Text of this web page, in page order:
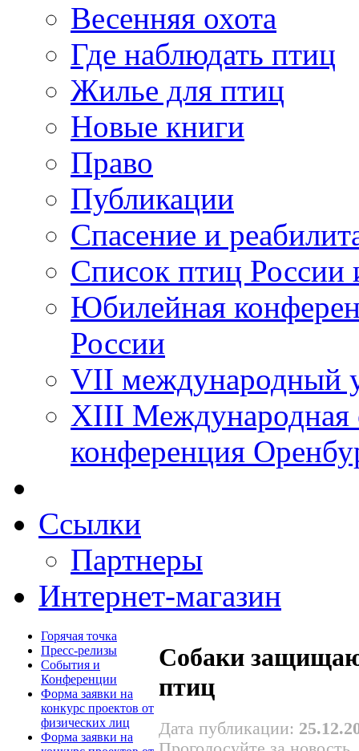
Весенняя охота
Где наблюдать птиц
Жилье для птиц
Новые книги
Право
Публикации
Спасение и
Список птиц России
Юбилейная
России
VII международный
XIII Международная
конференция
Ссылки
Партнеры
Интернет-магазин
Горячая точка
Пресс-релизы
События и
Конференции
Форма заявки на
конкурс проектов от
физических лиц
Форма заявки на
Собаки
птиц
Дата публикации: